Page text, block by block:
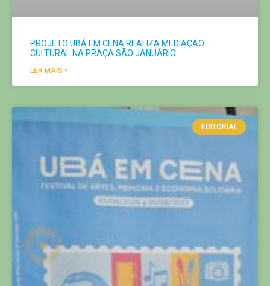
PROJETO UBÁ EM CENA REALIZA MEDIAÇÃO
CULTURAL NA PRAÇA SÃO JANUÁRIO
LER MAIS »
EDITORIAL